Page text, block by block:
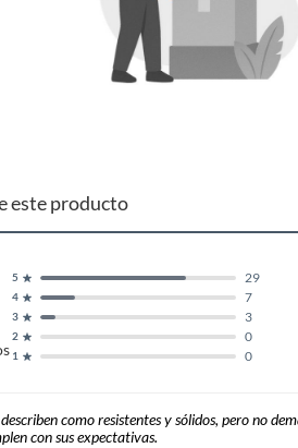
tu compra con
este producto
1 0
2 0
3 3
4 7
5 29
como resistentes y sólidos, pero no
con sus expectativas.